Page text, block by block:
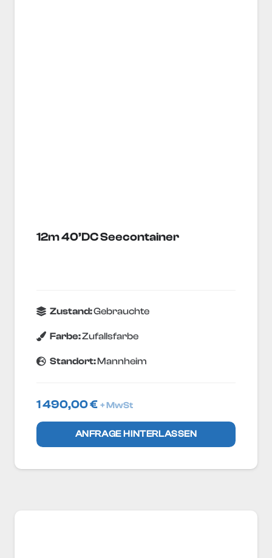
12m 40’DC Seecontainer
Zustand:Gebrauchte
Farbe:Zufallsfarbe
Standort:Mannheim
1 490,00€ + MwSt
ANFRAGE HINTERLASSEN